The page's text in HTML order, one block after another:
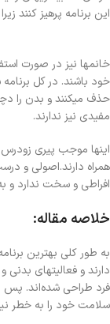
این برنامه پرهیز کنند
خانمها نیز در صورت
خود باشند. در کل
حذف میکنند و بدن را
مفیدی نیز ندارند.
اینها موجب پیری
همراه دارند.اصولی و
افراطی و سخت ندارد و
خلاصه مقاله:
به طور کلی بهترین
دارند و فعالیتهای
فرد طراحی شده‌اند. پس
سلامت خود را به خطر